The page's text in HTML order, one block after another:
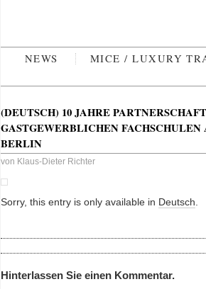
NEWS MICE / LUXURY
(DEUTSCH) 10 JAHRE
GASTGEWERBLICHEN FACHSCHULEN
BERLIN
von Klaus-Dieter Richter
Sorry, this entry is only available in Deutsch.
Hinterlassen Sie einen Kommentar.